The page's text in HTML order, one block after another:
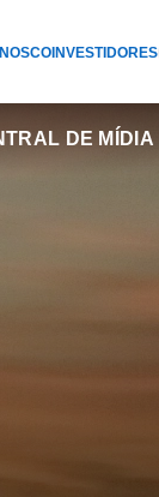
INVESTIDORES
DE MÍDIA